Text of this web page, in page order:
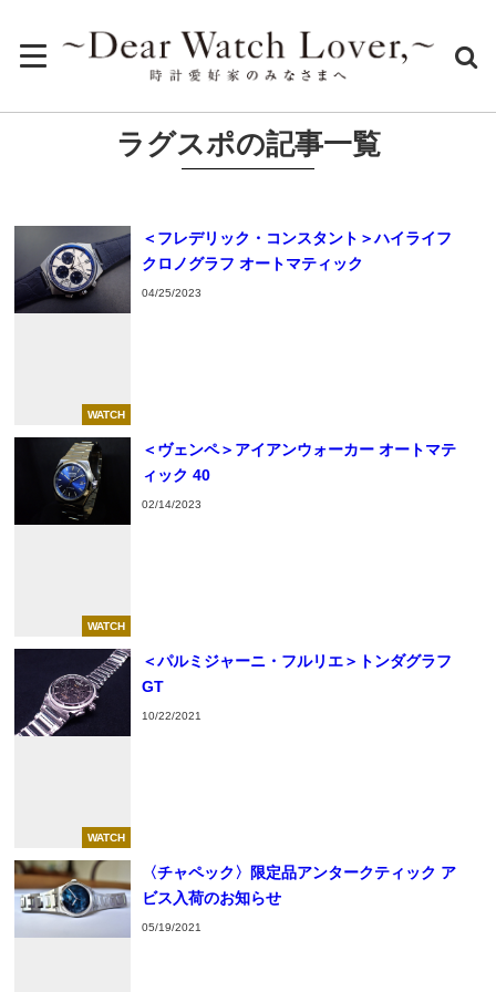
ラグスポの記事一覧
WATCH
＜フレデリック・コンスタント＞ハイライフ
クロノグラフ オートマティック
04/25/2023
WATCH
＜ヴェンペ＞アイアンウォーカー オートマテ
ィック 40
02/14/2023
WATCH
＜パルミジャーニ・フルリエ＞トンダグラフ
GT
10/22/2021
〈チャペック〉限定品アンタークティック ア
ビス入荷のお知らせ
05/19/2021